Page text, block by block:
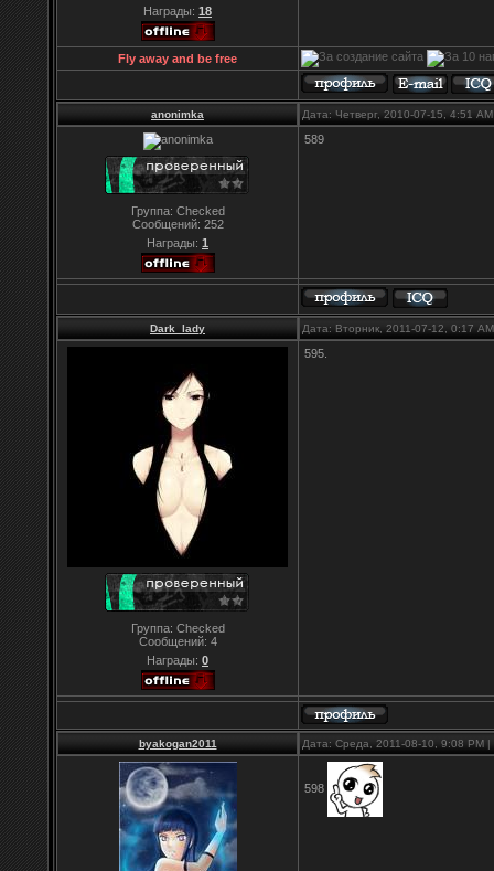
Награды: 18
Fly away and be free
anonimka Дата: Четверг, 2010-07-15, 4:51
Группа: Checked
Сообщений: 252
Награды: 1
589
Dark_lady Дата: Вторник, 2011-07-12, 0:17
Группа: Checked
Сообщений: 4
Награды: 0
595.
byakogan2011 Дата: Среда, 2011-08-10, 9:08 PM
598